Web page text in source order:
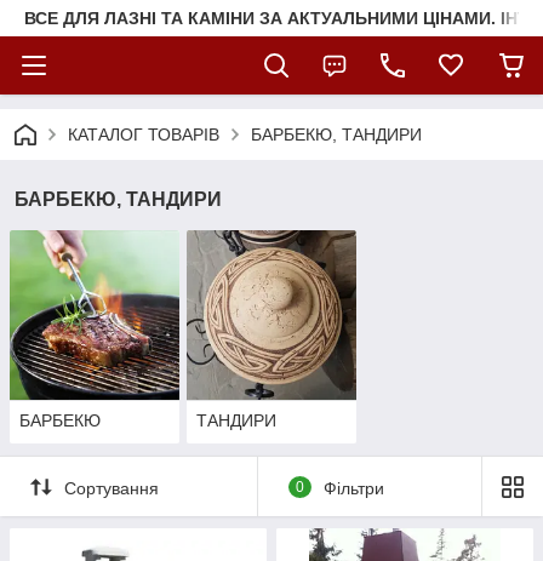
ВСЕ ДЛЯ ЛАЗНІ ТА КАМІНИ ЗА АКТУАЛЬНИМИ ЦІНАМИ.
КАТАЛОГ ТОВАРІВ БАРБЕКЮ, ТАНДИРИ
БАРБЕКЮ, ТАНДИРИ
БАРБЕКЮ ТАНДИРИ
Сортування 0 Фільтри